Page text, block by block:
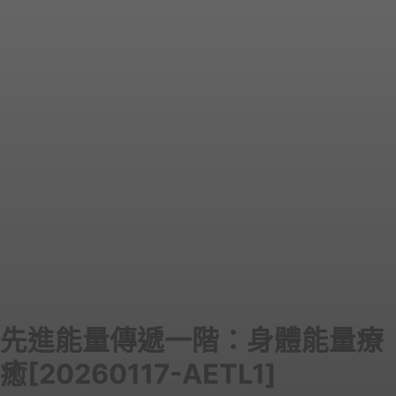
先進能量傳遞一階：身體能量療
癒[20260117-AETL1]